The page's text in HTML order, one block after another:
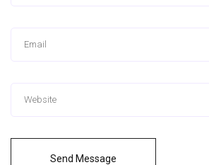
Send Message